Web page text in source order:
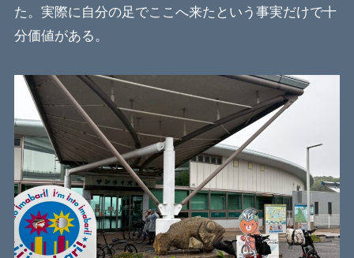
た。実際に自分の足でここへ来たという事実だけで十
分価値がある。